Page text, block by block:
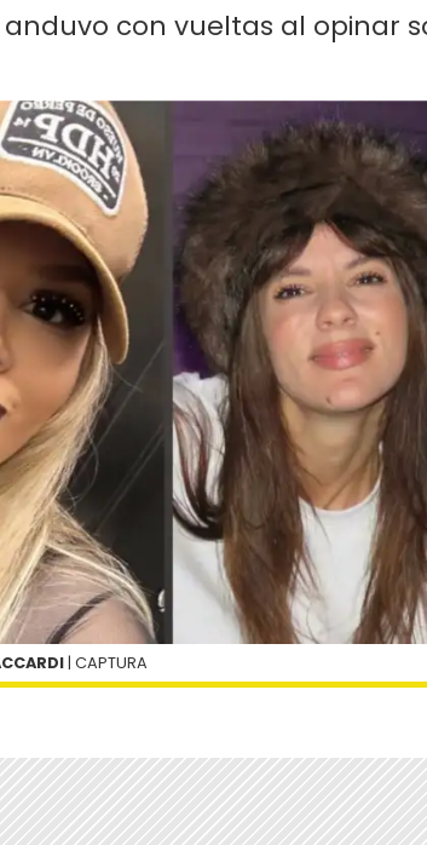
anduvo con vueltas al opinar
| CAPTURA